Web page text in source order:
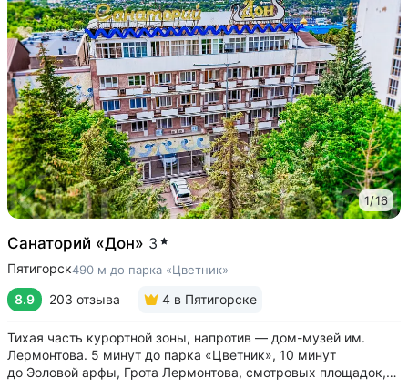
1/16
Санаторий «Дон» 3
Пятигорск490 м до парка «Цветник»
8.9 203 отзыва 4 в Пятигорске
Тихая часть курортной зоны, напротив — дом-музей им.
Лермонтова. 5 минут до парка «Цветник», 10 минут
до Эоловой арфы, Грота Лермонтова, смотровых площадок,